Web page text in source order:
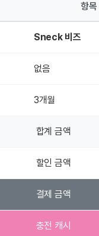
항목
Sneck 비즈
없음
3개월
합계 금액
할인 금액
결제 금액
충전 캐시